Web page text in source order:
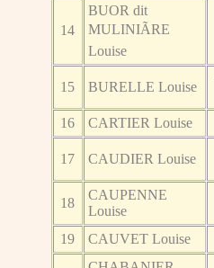
14
BUOR dit
MULINIÃRE
Louise
15 BURELLE Louise
16 CARTIER Louise
17 CAUDIER Louise
18
CAUPENNE
Louise
19 CAUVET Louise